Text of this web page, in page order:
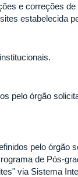
e correções
estabelecida
pelo órgão
pelo órgão
de Pós-
via Sistema